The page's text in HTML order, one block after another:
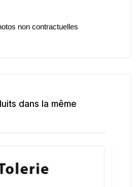
non contractuelles
dans la même